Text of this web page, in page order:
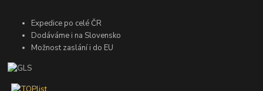
Expedice po celé ČR
Dodáváme i na Slovensko
Možnost zaslání i do EU